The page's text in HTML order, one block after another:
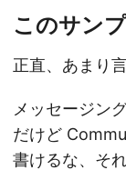
このサン
正直、あまり
メッセージン
だけど
書けるな、そ